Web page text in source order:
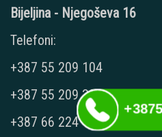
Bijeljina - Njegoševa 16
Telefoni:
+387 55 209 104
+387 55 209 387
+387 66 224 417